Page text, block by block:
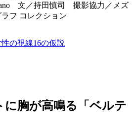
文／持田慎司 撮影協力／メズ
フ コレクション
の視線16の仮説
に胸が高鳴る「ベルテ